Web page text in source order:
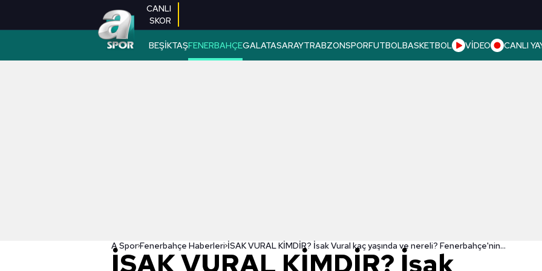
CANLI
SKOR
BEŞİKTAŞFENERBAHÇEGALATASARAYTRABZONSPORFUTBOLBASKETBOL VİDEO CANLI
A SporFenerbahçe Haberleri İSAK VURAL KİMDİR? İsak Vural kaç yaşında ve nereli? Fenerbahçe'nin yeni transferi İsak Vural'ın mevkisi ne? İşte tüm detaylar
İSAK VURAL KİMDİR? İsak